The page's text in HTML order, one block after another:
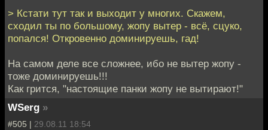
> Кстати тут так и выходит у многих. Скажем,
сходил ты по большому, жопу вытер - всё, сцуко,
попался! Откровенно доминируешь, гад!
На самом деле все сложнее, ибо не вытер жопу -
тоже доминируешь!!!
Как грится, "настоящие панки жопу не вытирают!"
WSerg »
#505 | 29.08.11 18:54